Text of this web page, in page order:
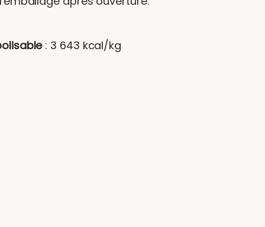
: 3 643 kcal/kg